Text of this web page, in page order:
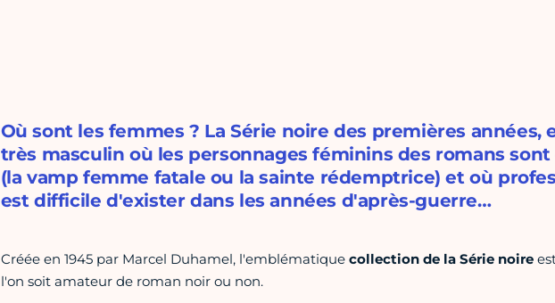
Où sont les femmes ? La Série noire des premières années,
très masculin où les personnages féminins des romans
(la vamp femme fatale ou la sainte rédemptrice) et où
est difficile d'exister dans les années d'après-guerre…
Créée en 1945 par Marcel Duhamel, l'emblématique collection de la Série noire
l'on soit amateur de roman noir ou non.